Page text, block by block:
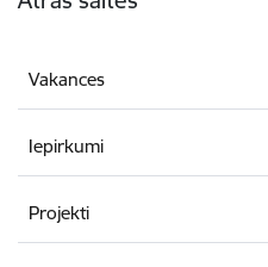
Vakances
Iepirkumi
Projekti